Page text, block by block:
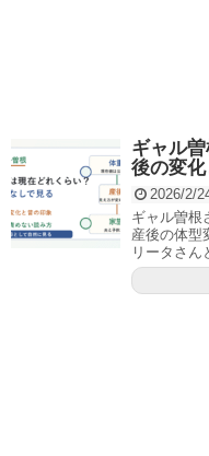
ギャル
後の変
2026/2/
ギャル曽根
産後の体型
リータさん